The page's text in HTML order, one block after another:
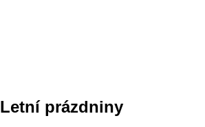
Letní prázdniny